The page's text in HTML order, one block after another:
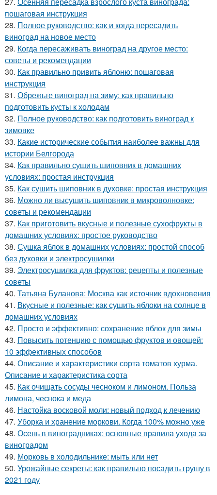
пошаговая инструкция
28. Полное руководство: как и когда пересадить
виноград на новое место
29. Когда пересаживать виноград на другое место:
советы и рекомендации
30. Как правильно привить яблоню: пошаговая
инструкция
31. Обрежьте виноград на зиму: как правильно
подготовить кусты к холодам
32. Полное руководство: как подготовить виноград к
зимовке
33. Какие исторические события наиболее важны для
истории Белгорода
34. Как правильно сушить шиповник в домашних
условиях: простая инструкция
35. Как сушить шиповник в духовке: простая инструкция
36. Можно ли высушить шиповник в микроволновке:
советы и рекомендации
37. Как приготовить вкусные и полезные сухофрукты в
домашних условиях: простое руководство
38. Сушка яблок в домашних условиях: простой способ
без духовки и электросушилки
39. Электросушилка для фруктов: рецепты и полезные
советы
40. Татьяна Буланова: Москва как источник вдохновения
41. Вкусные и полезные: как сушить яблоки на солнце в
домашних условиях
42. Просто и эффективно: сохранение яблок для зимы
43. Повысить потенцию с помощью фруктов и овощей:
10 эффективных способов
44. Описание и характеристики сорта томатов хурма.
Описание и характеристика сорта
45. Как очищать сосуды чесноком и лимоном. Польза
лимона, чеснока и меда
46. Настойка восковой моли: новый подход к лечению
47. Уборка и хранение моркови. Когда 100% можно уже
48. Осень в виноградниках: основные правила ухода за
виноградом
49. Морковь в холодильнике: мыть или нет
50. Урожайные секреты: как правильно посадить грушу в
2021 году